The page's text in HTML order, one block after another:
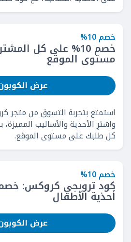
خصم 10%
خصم 10% على كل
مستوى الموقع
عرض
استمتع بتجربة التسوق من متجر
كل طلبك على مستوى الموقع.
خصم 10%
أحذية الأطفال
عرض